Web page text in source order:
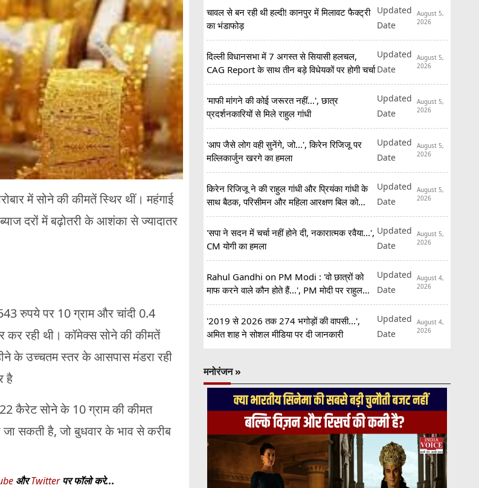
में सोने की कीमतें स्थिर थीं। महंगाई
दरों में बढ़ोतरी के आशंका से ज्यादातर
रुपये पर 10 ग्राम और चांदी 0.4
कर रही थी। कॉमेक्स सोने की कीमतें
के उच्चतम स्तर के आसपास मंडरा रही
है
कैरेट सोने के 10 ग्राम की कीमत
सकती है, जो बुधवार के भाव से करीब
औरTwitterपर फॉलो करे...
चावल से बन रही थी हल्दी! कानपुर में मिलावट फैक्ट्री
का भंडाफोड़
Updated
Date
August 5,
2026
दिल्ली विधानसभा में 7 अगस्त से सियासी हलचल,
CAG Report के साथ तीन बड़े विधेयकों पर होगी चर्चा
Updated
Date
August 5,
2026
'माफी मांगने की कोई जरूरत नहीं...', छात्र
प्रदर्शनकारियों से मिले राहुल गांधी
Updated
Date
August 5,
2026
'आप जैसे लोग वही सुनेंगे, जो...', किरेन रिजिजू पर
मल्लिकार्जुन खरगे का हमला
Updated
Date
August 5,
2026
किरेन रिजिजू ने की राहुल गांधी और प्रियंका गांधी के
साथ बैठक, परिसीमन और महिला आरक्षण बिल को
लेकर मांगा समर्थन
Updated
Date
August 5,
2026
'सपा ने सदन में चर्चा नहीं होने दी, नकारात्मक रवैया...',
CM योगी का हमला
Updated
Date
August 5,
2026
Rahul Gandhi on PM Modi : 'वो छात्रों को
माफ करने वाले कौन होते हैं...', PM मोदी पर राहुल
गांधी का हमला
Updated
Date
August 4,
2026
'2019 से 2026 तक 274 भगोड़ों की वापसी...',
अमित शाह ने सोशल मीडिया पर दी जानकारी
Updated
Date
August 4,
2026
मनोरंजन »